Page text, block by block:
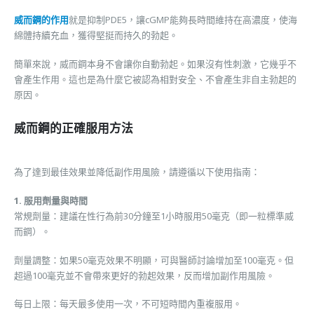
威而鋼的作用就是抑制PDE5，讓cGMP能夠長時間維持在高濃度，使海
綿體持續充血，獲得堅挺而持久的勃起。
簡單來說，威而鋼本身不會讓你自動勃起。如果沒有性刺激，它幾乎不
會產生作用。這也是為什麼它被認為相對安全、不會產生非自主勃起的
原因。
威而鋼的正確服用方法
為了達到最佳效果並降低副作用風險，請遵循以下使用指南：
1. 服用劑量與時間
常規劑量：建議在性行為前30分鐘至1小時服用50毫克（即一粒標準威
而鋼）。
劑量調整：如果50毫克效果不明顯，可與醫師討論增加至100毫克。但
超過100毫克並不會帶來更好的勃起效果，反而增加副作用風險。
每日上限：每天最多使用一次，不可短時間內重複服用。